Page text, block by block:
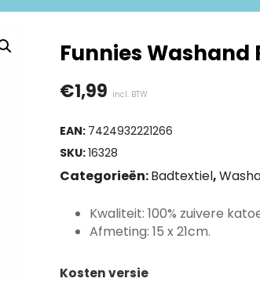
Funnies Washand
€1,99 incl. BTW
EAN: 7424932221266
SKU:16328
Categorieën:Badtextiel,
Kwaliteit: 100% zuivere
Afmeting: 15 x 21cm.
Kosten versie